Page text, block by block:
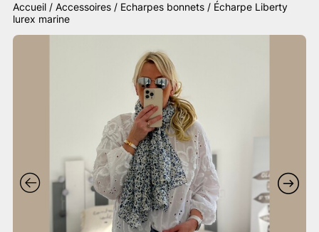
Accueil / Accessoires / Echarpes bonnets / Écharpe Liberty
lurex marine